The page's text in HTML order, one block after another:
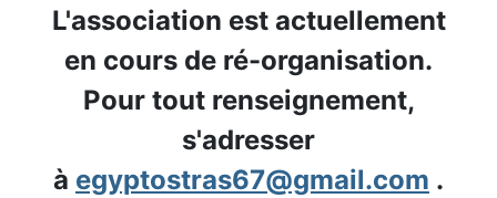
L'association est actuellement
en cours de ré-organisation.
Pour tout renseignement,
s'adresser
à egyptostras67@gmail.com .